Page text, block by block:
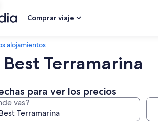
Comprar viaje
alojamientos
Terramarina
para ver los precios
vas?